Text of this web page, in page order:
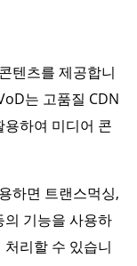
텐츠를 제공합니
는 고품질 CDN
하여 미디어 콘
하면 트랜스먹싱,
의 기능을 사용하
리할 수 있습니